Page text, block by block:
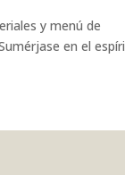
y menú de
en el